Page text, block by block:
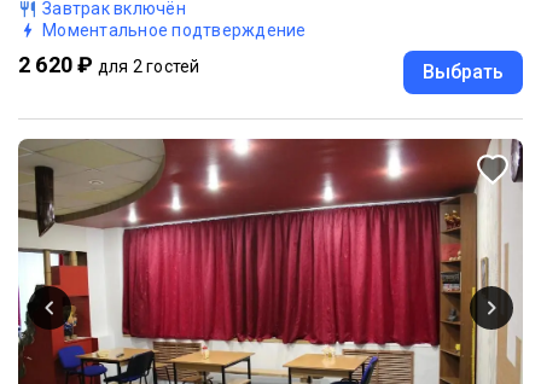
Завтрак включён
Моментальное подтверждение
2 620 ₽ для 2 гостей Выбрать